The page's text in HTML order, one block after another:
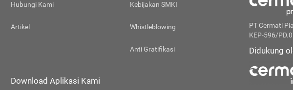
Hubungi Kami
Artikel
Kebijakan SMKI
Whistleblowing
Anti Gratifikasi
Download Aplikasi Kami
PT Cermati
KEP-596/
Didukung